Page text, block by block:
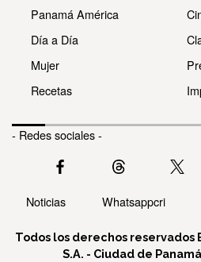
Panamá América
Día a Día
Mujer
Recetas
- Redes sociales -
Noticias Whatsappcri
Todos los derechos reservados
S.A. - Ciudad de